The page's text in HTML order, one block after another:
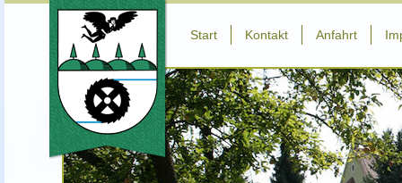
Start Kontakt Anfahrt